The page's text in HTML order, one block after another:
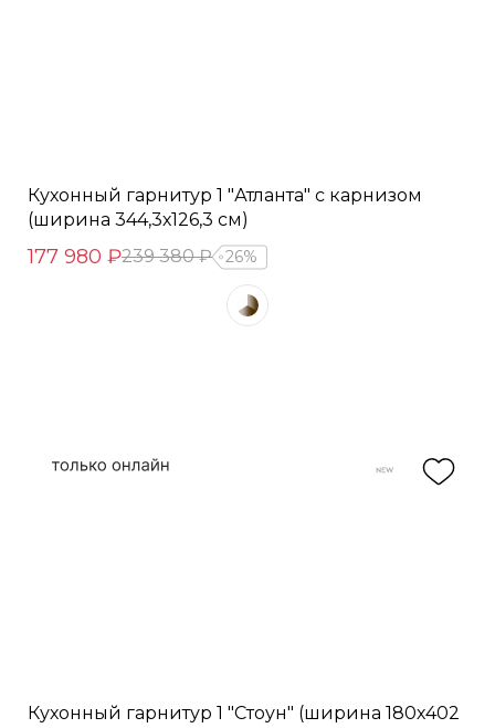
Кухонный гарнитур 1 "Атланта" с карнизом
(ширина 344,3х126,3 см)
177 980 ₽239 380 ₽ 26%
Кухонный гарнитур 1 "Стоун" (ширина 180х402